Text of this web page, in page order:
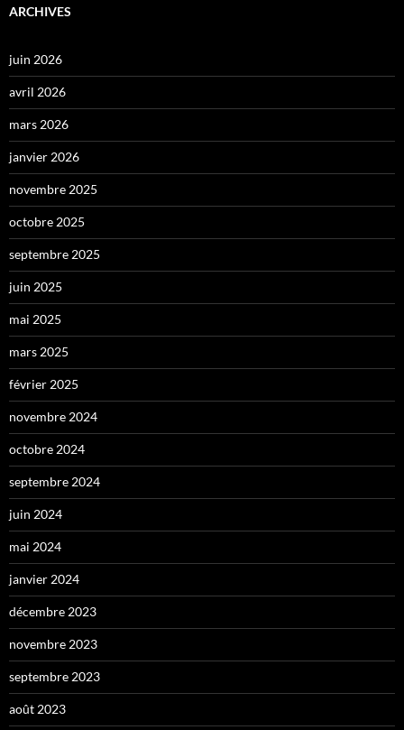
ARCHIVES
juin 2026
avril 2026
mars 2026
janvier 2026
novembre 2025
octobre 2025
septembre 2025
juin 2025
mai 2025
mars 2025
février 2025
novembre 2024
octobre 2024
septembre 2024
juin 2024
mai 2024
janvier 2024
décembre 2023
novembre 2023
septembre 2023
août 2023